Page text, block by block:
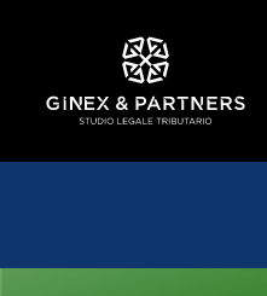
CHI SIAMO